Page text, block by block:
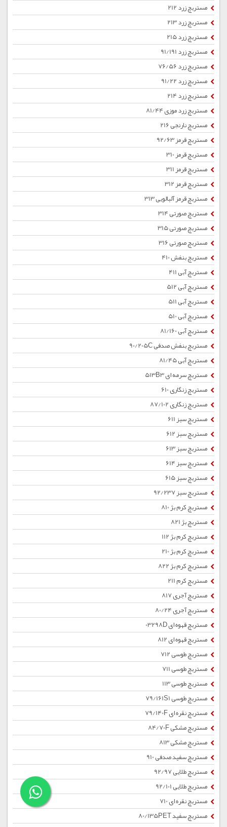
مستربچ زرد 212
مستربچ زرد 213
مستربچ زرد 215
مستربچ زرد 91/191
مستربچ زرد 76/56
مستربچ زرد 91/22
مستربچ زرد 214
مستربچ زرد موزی 81/44
مستربچ نارنجی 216
مستربچ قرمز 92/63
مستربچ قرمز 310
مستربچ قرمز 311
مستربچ قرمز 312
مستربچ قرمز آلبالویی 313
مستربچ صورتی 314
مستربچ صورتی 315
مستربچ صورتی 316
مستربچ بنفش 410
مستربچ آبی 411
مستربچ آبی 512
مستربچ آبی 511
مستربچ آبی 510
مستربچ آبی 81/160
مستربچ بنفش صدفی 90/205C
مستربچ آبی 81/45
مستربچ سرمه ای 513B3
مستربچ زنگاری 610
مستربچ زنگاری 87/102
مستربچ سبز 611
مستربچ سبز 612
مستربچ سبز 613
مستربچ سبز 614
مستربچ سبز 615
مستربچ سبز 92/237
مستربچ کرم بژ 810
مستربچ بژ 821
مستربچ کرم بژ 112
مستربچ کرم بژ 210
مستربچ کرم بژ 822
مستربچ کرم 211
مستربچ آجری 817
مستربچ آجری 80/24
مستربچ قهوه ای 03298D
مستربچ قهوه ای 812
مستربچ طوسی 712
مستربچ طوسی 711
مستربچ طوسی 113
مستربچ طوسی 79/161S1
مستربچ نقره ای 79/140F
مستربچ مشکی 84/70F
مستربچ مشکی 813
مستربچ سفید صدفی 910
مستربچ طلایی 92/97
مستربچ طلایی 92/101
مستربچ نقره ای 710
مستربچ سفید 80/135PET